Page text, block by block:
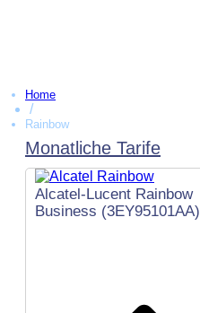
Home
/
Rainbow
Monatliche Tarife
Alcatel-Lucent Rainbow
Business (3EY95101AA)